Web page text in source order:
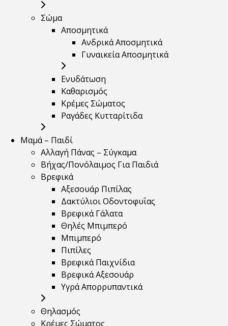
Σώμα
Αποσμητικά
Ανδρικά Αποσμητικά
Γυναικεία Αποσμητικά
Ενυδάτωση
Καθαρισμός
Κρέμες Σώματος
Ραγάδες Κυτταρίτιδα
Μαμά – Παιδί
Αλλαγή Πάνας – Σύγκαμα
Βήχας/Πονόλαιμος Για Παιδιά
Βρεφικά
Αξεσουάρ Πιπίλας
Δακτύλιοι Οδοντοφυΐας
Βρεφικά Γάλατα
Θηλές Μπιμπερό
Μπιμπερό
Πιπίλες
Βρεφικά Παιχνίδια
Βρεφικά Αξεσουάρ
Υγρά Απορρυπαντικά
Θηλασμός
Κρέμες Σώματος